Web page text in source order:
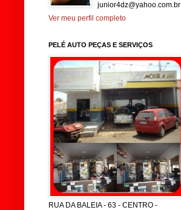
junior4dz@yahoo.com.br
Ver meu perfil completo
PELÉ AUTO PEÇAS E SERVIÇOS
RUA DA BALEIA - 63 - CENTRO -